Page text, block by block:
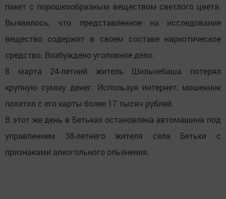
пакет с порошкообразным веществом светлого цвета.
Выявилось, что представленное на исследование
вещество содержит в своем составе наркотическое
средство. Возбуждено уголовное дело.
8 марта 24-летний житель Шильнебаша потерял
крупную сумму денег. Используя интернет, мошенник
похитил с его карты более 17 тысяч рублей.
В этот же день в Бетьках остановлена автомашина под
управлением 38-летнего жителя села Бетьки с
признаками алкогольного опьянения.